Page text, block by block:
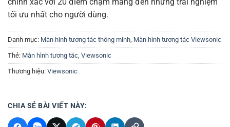
tối ưu nhất cho người dùng.
Danh mục: Màn hình tương tác thông minh Màn hình tương tác Viewsonic
Thẻ: Màn hình tương tác Viewsonic
Thương hiệu: Viewsonic
CHIA SẺ BÀI VIẾT NÀY: